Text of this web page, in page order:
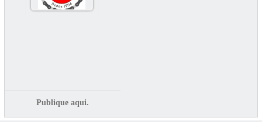
Publique aqui.